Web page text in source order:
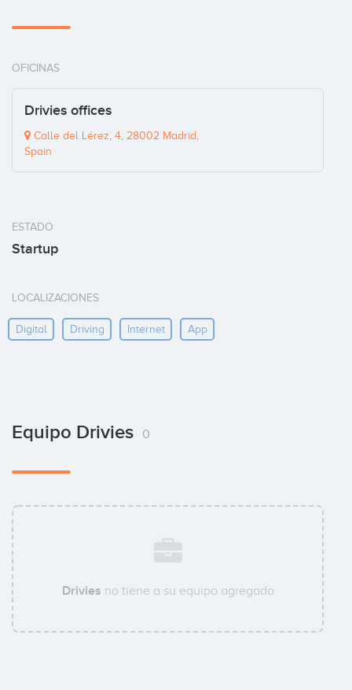
OFICINAS
Drivies offices
Calle del Lérez, 4, 28002 Madrid,
Spain
ESTADO
Startup
LOCALIZACIONES
Digital Driving Internet App
Equipo Drivies 0
Drivies no tiene a su equipo agregado